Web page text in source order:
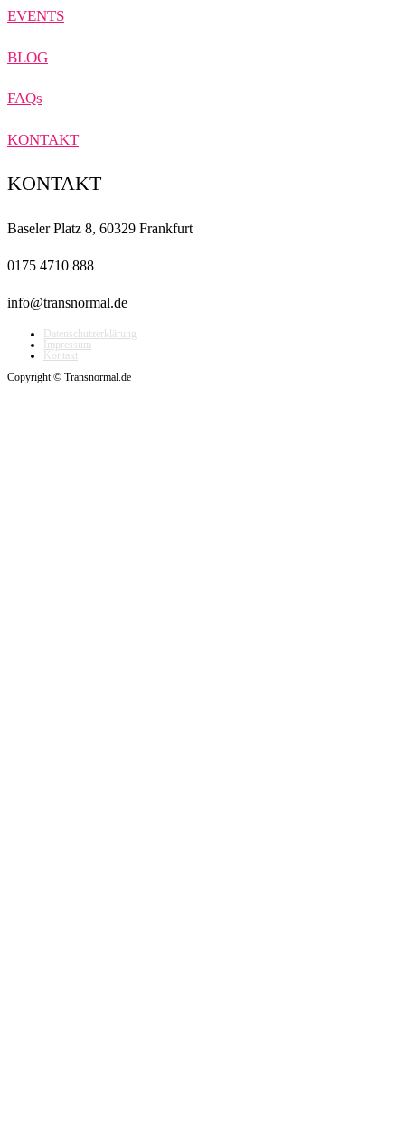
EVENTS
BLOG
FAQs
KONTAKT
KONTAKT
Baseler Platz 8, 60329 Frankfurt
0175 4710 888
info@transnormal.de
Datenschutzerklärung
Impressum
Kontakt
Copyright © Transnormal.de